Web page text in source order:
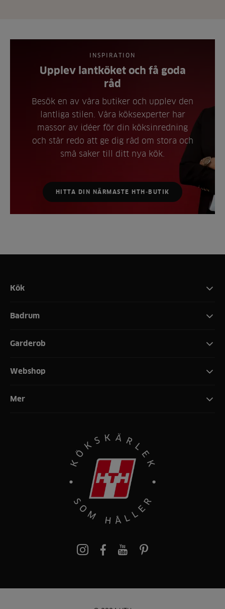
INSPIRATION
Upplev lantköket och få goda
råd
Besök en av våra butiker och upplev den
lantliga stilen. Våra köksexperter har
massor av idéer för din köksinredning
och står redo att ge dig råd om stora och
små saker till ditt nya kök.
HITTA DIN NÄRMASTE HTH-BUTIK
Kök
Badrum
Garderob
Webshop
Mer
Pinterest